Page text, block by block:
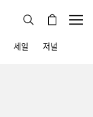
세일 저널